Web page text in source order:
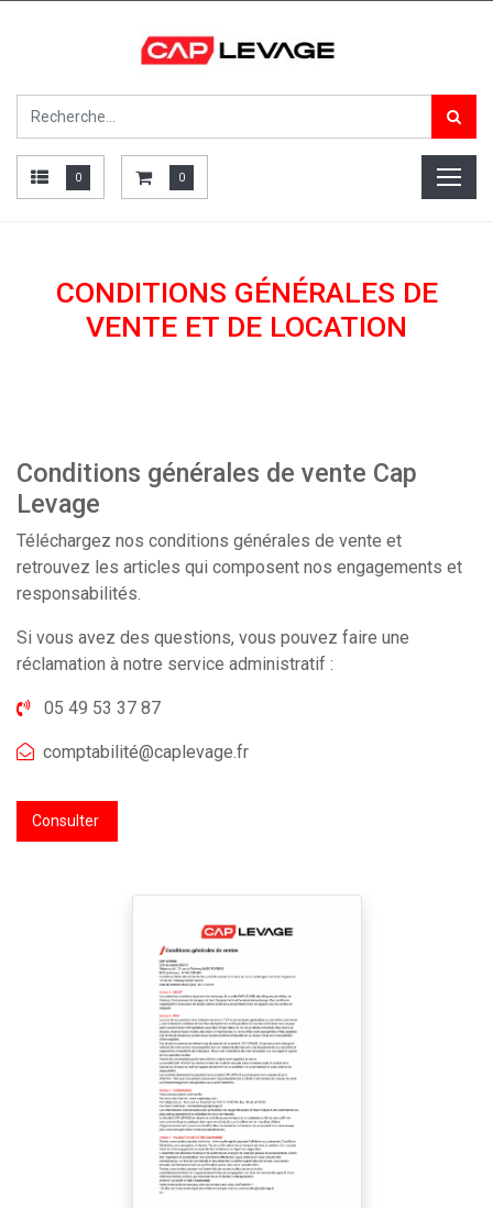
0 0
CONDITIONS GÉNÉRALES DE
VENTE ET DE LOCATION
Conditions générales de vente Cap
Levage
Téléchargez nos conditions générales de vente et
retrouvez les articles qui composent nos engagements et
responsabilités.
Si vous avez des questions, vous pouvez faire une
réclamation à notre service administratif :
05 49 53 37 87
comptabilité@caplevage.fr
Consulter